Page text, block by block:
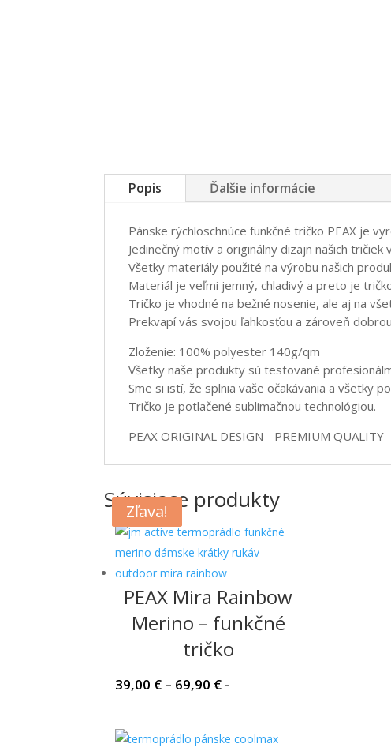
Popis Ďalšie informácie
Pánske rýchloschnúce funkčné tričko PEAX je
Jedinečný motív a originálny dizajn našich
Všetky materiály použité na výrobu našich
Materiál je veľmi jemný, chladivý a preto je
Tričko je vhodné na bežné nosenie, ale aj na
Prekvapí vás svojou ľahkosťou a zároveň
Zloženie: 100% polyester 140g/qm
Všetky naše produkty sú testované
Sme si istí, že splnia vaše očakávania a všetky
Tričko je potlačené sublimačnou technológiou.
PEAX ORIGINAL DESIGN - PREMIUM QUALITY
Súvisiace produkty
Zľava!
PEAX Mira Rainbow
Merino – funkčné
tričko
39,00 € – 69,90 €Price
through
-
Zľava!